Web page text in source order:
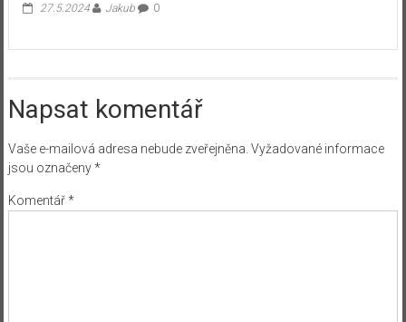
27.5.2024 Jakub 0
Napsat komentář
Vaše e-mailová adresa nebude zveřejněna. Vyžadované informace
jsou označeny*
Komentář*